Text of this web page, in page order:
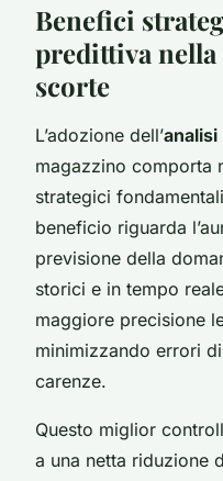
Benefici
predittiva nella
scorte
L’adozione dell’
magazzino comporta
strategici
beneficio riguarda
previsione della
storici e in tempo
maggiore precisione
minimizzando errori
carenze.
Questo miglior
a una netta riduzione